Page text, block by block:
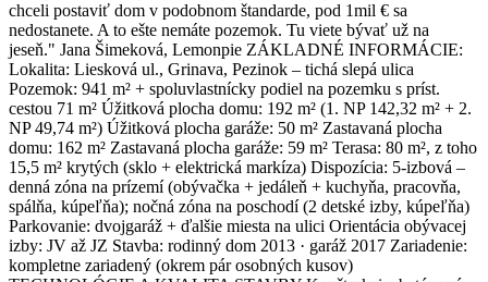
chceli postaviť dom v podobnom štandarde, pod 1mil € sa
nedostanete. A to ešte nemáte pozemok. Tu viete bývať už na
jeseň." Jana Šimeková, Lemonpie ZÁKLADNÉ INFORMÁCIE:
Lokalita: Liesková ul., Grinava, Pezinok – tichá slepá ulica
Pozemok: 941 m² + spoluvlastnícky podiel na pozemku s príst.
cestou 71 m² Úžitková plocha domu: 192 m² (1. NP 142,32 m² + 2.
NP 49,74 m²) Úžitková plocha garáže: 50 m² Zastavaná plocha
domu: 162 m² Zastavaná plocha garáže: 59 m² Terasa: 80 m², z toho
15,5 m² krytých (sklo + elektrická markíza) Dispozícia: 5-izbová –
denná zóna na prízemí (obývačka + jedáleň + kuchyňa, pracovňa,
spálňa, kúpeľňa); nočná zóna na poschodí (2 detské izby, kúpeľňa)
Parkovanie: dvojgaráž + ďalšie miesta na ulici Orientácia obývacej
izby: JV až JZ Stavba: rodinný dom 2013 · garáž 2017 Zariadenie:
kompletne zariadený (okrem pár osobných kusov)